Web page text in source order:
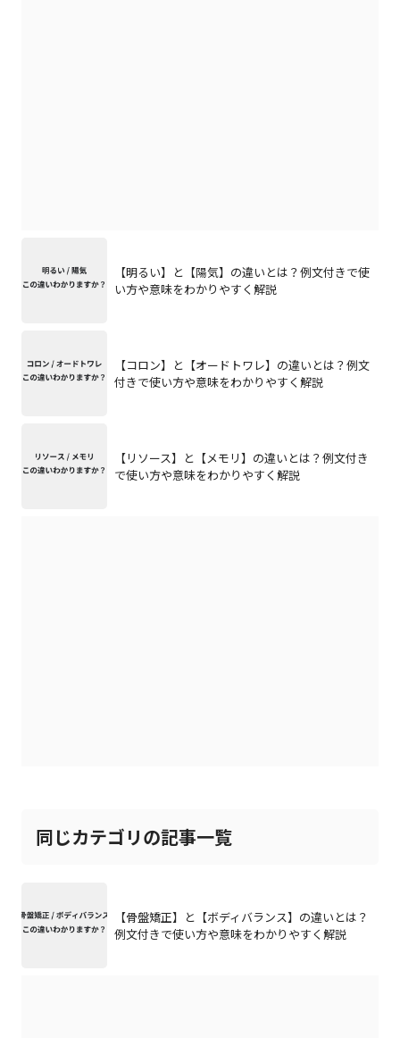
【明るい】と【陽気】の違いとは？例文付きで使
い方や意味をわかりやすく解説
【コロン】と【オードトワレ】の違いとは？例文
付きで使い方や意味をわかりやすく解説
【リソース】と【メモリ】の違いとは？例文付き
で使い方や意味をわかりやすく解説
同じカテゴリの記事一覧
【骨盤矯正】と【ボディバランス】の違いとは？
例文付きで使い方や意味をわかりやすく解説